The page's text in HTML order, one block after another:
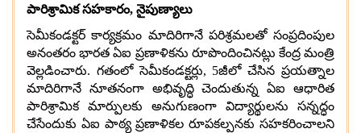
పారిశ్రామిక సహకారం, నైపుణ్యాలు
సెమీకండక్టర్ కార్యక్రమం మాదిరిగానే పరిశ్రమలతో సంప్రదింపుల
అనంతరం భారత ఏఐ ప్రణాళికను రూపొందించినట్లు కేంద్ర మంత్రి
వెల్లడించారు. గతంలో సెమీకండక్టర్లు, 5జీలో చేసిన ప్రయత్నాల
మాదిరిగానే నూతనంగా అభివృద్ధి చెందుతున్న ఏఐ ఆధారిత
పారిశ్రామిక మార్పులకు అనుగుణంగా విద్యార్థులను సన్నద్ధం
చేసేందుకు ఏఐ పాఠ్య ప్రణాళికల రూపకల్పనకు సహకరించాలని